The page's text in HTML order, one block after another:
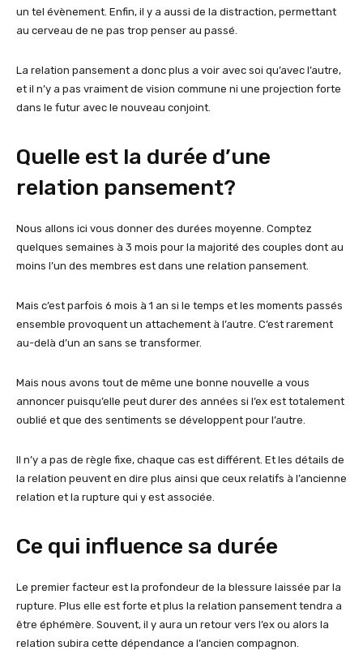
un tel évènement. Enfin, il y a aussi de la distraction, permettant
au cerveau de ne pas trop penser au passé.
La relation pansement a donc plus a voir avec soi qu’avec l’autre,
et il n’y a pas vraiment de vision commune ni une projection forte
dans le futur avec le nouveau conjoint.
Quelle est la durée d’une
relation pansement?
Nous allons ici vous donner des durées moyenne. Comptez
quelques semaines à 3 mois pour la majorité des couples dont au
moins l’un des membres est dans une relation pansement.
Mais c’est parfois 6 mois à 1 an si le temps et les moments passés
ensemble provoquent un attachement à l’autre. C’est rarement
au-delà d’un an sans se transformer.
Mais nous avons tout de même une bonne nouvelle a vous
annoncer puisqu’elle peut durer des années si l’ex est totalement
oublié et que des sentiments se développent pour l’autre.
Il n’y a pas de règle fixe, chaque cas est différent. Et les détails de
la relation peuvent en dire plus ainsi que ceux relatifs à l’ancienne
relation et la rupture qui y est associée.
Ce qui influence sa durée
Le premier facteur est la profondeur de la blessure laissée par la
rupture. Plus elle est forte et plus la relation pansement tendra a
être éphémère. Souvent, il y aura un retour vers l’ex ou alors la
relation subira cette dépendance a l’ancien compagnon.